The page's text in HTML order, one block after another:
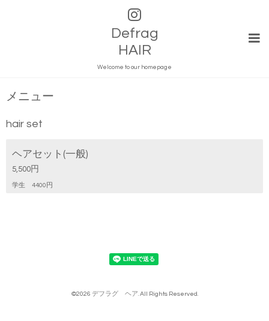
Defrag
HAIR
Welcome to our homepage
メニュー
hair set
ヘアセット(一般)
5,500円
学生 4400円
©2026 デフラグ ヘア . All Rights Reserved.